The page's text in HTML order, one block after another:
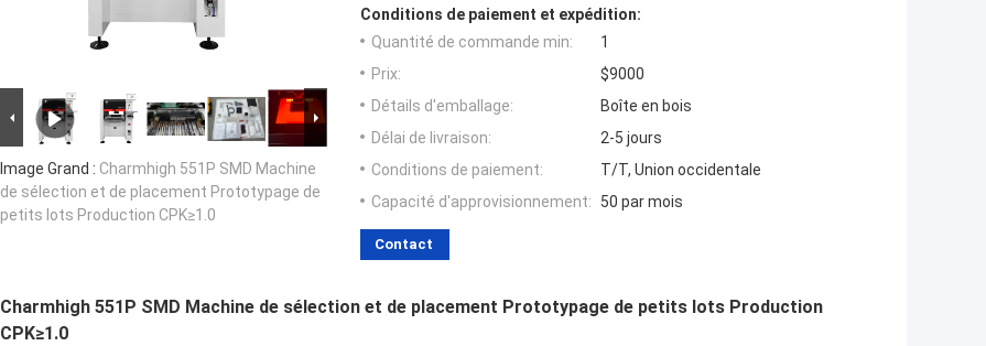
Image Grand : Charmhigh 551P SMD Machine
de sélection et de placement Prototypage de
petits lots Production CPK≥1.0
Conditions de paiement et expédition:
Quantité de commande min:
1
Prix:
$9000
Détails d'emballage:
Boîte en bois
Délai de livraison:
2-5 jours
Conditions de paiement:
T/T, Union occidentale
Capacité d'approvisionnement:
50 par mois
Contact
Charmhigh 551P SMD Machine de sélection et de placement Prototypage de petits lots Production
CPK≥1.0